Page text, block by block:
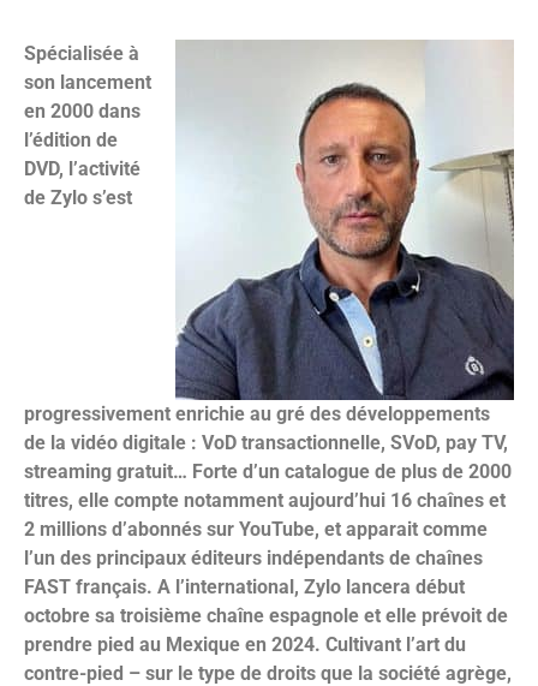
Spécialisée à
son lancement
en 2000 dans
l’édition de
DVD, l’activité
de Zylo s’est
progressivement enrichie au gré des développements
de la vidéo digitale : VoD transactionnelle, SVoD, pay TV,
streaming gratuit… Forte d’un catalogue de plus de 2000
titres, elle compte notamment aujourd’hui 16 chaînes et
2 millions d’abonnés sur YouTube, et apparait comme
l’un des principaux éditeurs indépendants de chaînes
FAST français. A l’international, Zylo lancera début
octobre sa troisième chaîne espagnole et elle prévoit de
prendre pied au Mexique en 2024. Cultivant l’art du
contre-pied – sur le type de droits que la société agrège,